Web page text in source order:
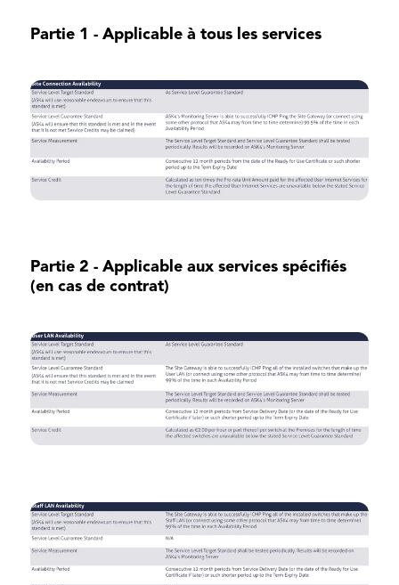
Partie 1 - Applicable à tous les services
Partie 2 - Applicable aux services spécifiés
(en cas de contrat)